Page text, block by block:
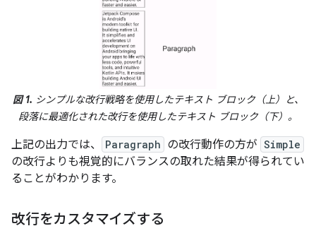
図 1. シンプルな改行戦略を使用したテキスト ブロック（上）と、
段落に最適化された改行を使用したテキスト ブロック（下）。
上記の出力では、 Paragraph の改行動作の方が Simple
の改行よりも視覚的にバランスの取れた結果が得られてい
ることがわかります。
改行をカスタマイズする